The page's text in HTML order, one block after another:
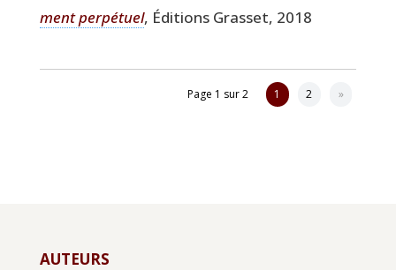
ment per­pé­tuel, Édi­tions Gras­set, 2018
Page 1 sur 2 1 2 »
AUTEURS